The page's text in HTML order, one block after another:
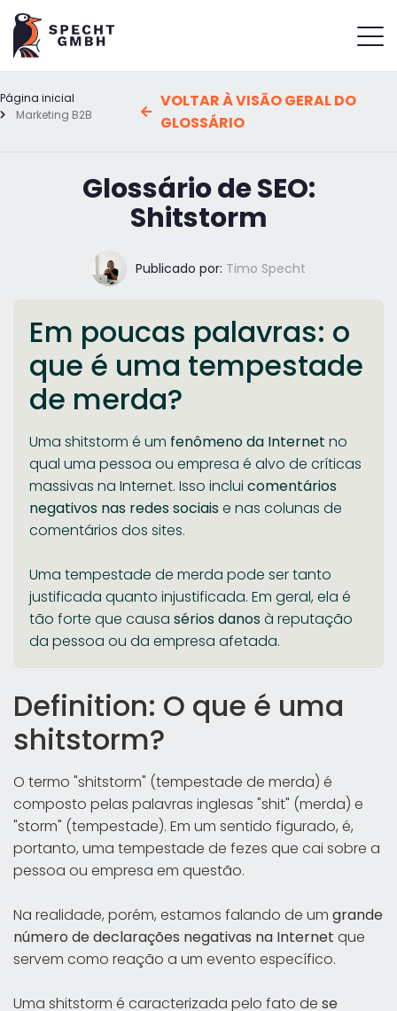
Página inicial
Marketing B2B
VOLTAR À VISÃO GERAL DO
GLOSSÁRIO
Glossário de SEO:
Shitstorm
Publicado por: Timo Specht
Em poucas palavras: o
que é uma tempestade
de merda?
Uma shitstorm é um fenômeno da Internet no
qual uma pessoa ou empresa é alvo de críticas
massivas na Internet. Isso inclui comentários
negativos nas redes sociaise nas colunas de
comentários dos sites.
Uma tempestade de merda pode ser tanto
justificada quanto injustificada. Em geral, ela é
tão forte que causa sérios danosà reputação
da pessoa ou da empresa afetada.
Definition: O que é uma
shitstorm?
O termo "shitstorm" (tempestade de merda) é
composto pelas palavras inglesas "shit" (merda) e
"storm" (tempestade). Em um sentido figurado, é,
portanto, uma tempestade de fezes que cai sobre a
pessoa ou empresa em questão.
Na realidade, porém, estamos falando de um grande
número de declarações negativas na Internet que
servem como reação a um evento específico.
Uma shitstorm é caracterizada pelo fato de se